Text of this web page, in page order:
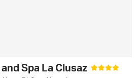
Spa La Clusaz